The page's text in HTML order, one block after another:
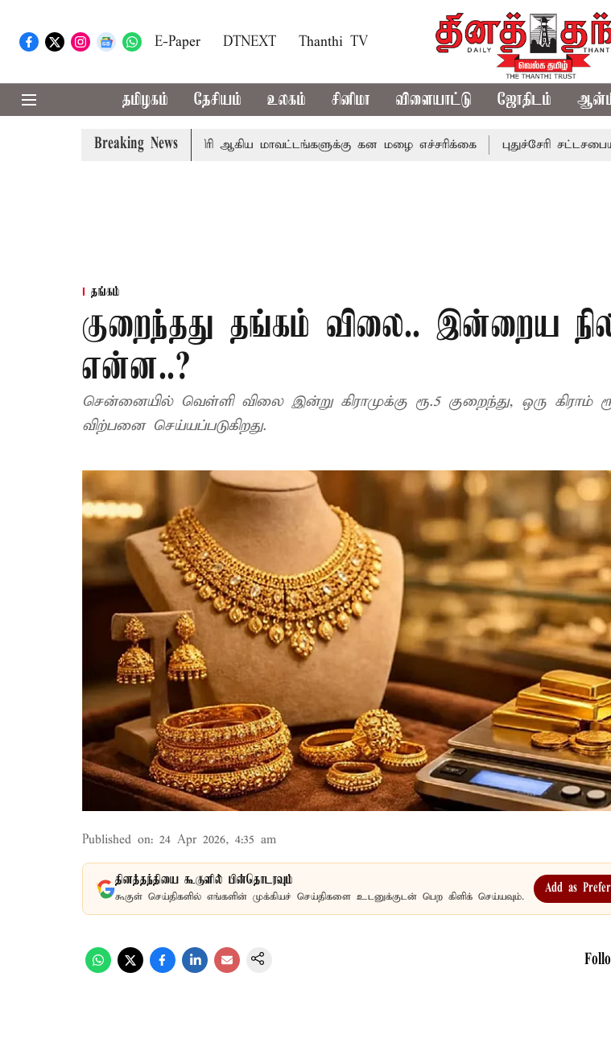
E-Paper DTNEXT Thanthi TV
தமிழகம் தேசியம் உலகம் சினிமா விளையாட்டு ஜோதிடம்
Breaking News
கோவை, தேனி,நீலகிரி ஆகிய மாவட்டங்களுக்கு கன மழை எச்சரிக்கை புதுச்சேரி சட்டசபையில்
தங்கம்
குறைந்தது தங்கம் விலை.. இன்றைய
என்ன..?
சென்னையில் வெள்ளி விலை இன்று கிராமுக்கு ரூ.5 குறைந்து, ஒரு கிராம்
விற்பனை செய்யப்படுகிறது.
Published on: 24 Apr 2026, 4:35 am
தினத்தந்தியை கூகுளில் பின்தொடரவும்
கூகுள் செய்திகளில் எங்களின் முக்கியச் செய்திகளை உடனுக்குடன் பெற கிளிக் செய்யவும்.
Add as